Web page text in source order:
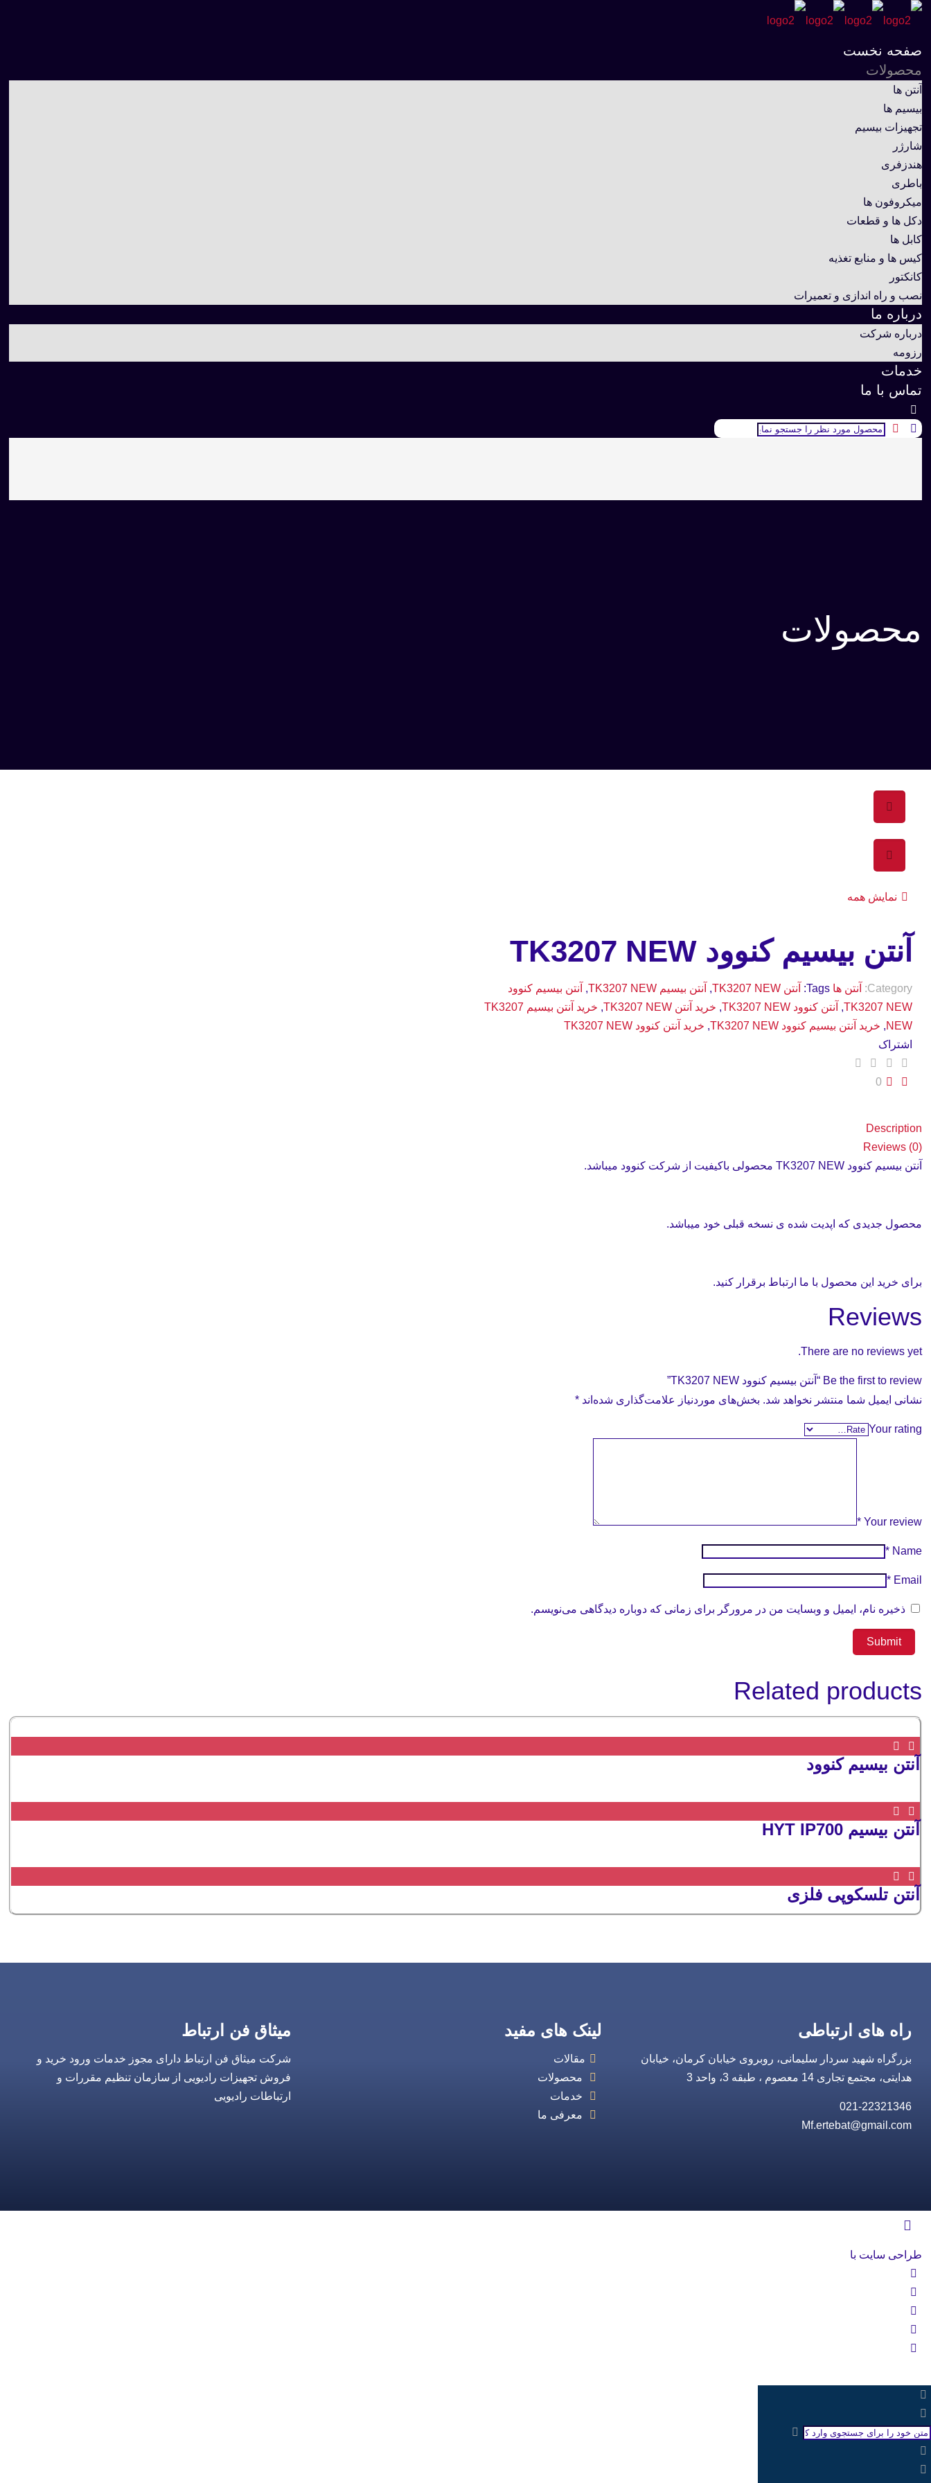
صفحه نخست
محصولات
آنتن ها
بیسیم ها
تجهیزات بیسیم
شارژر
هندزفری
باطری
میکروفون ها
دکل ها و قطعات
کابل ها
کیس ها و منابع تغذیه
کانکتور
نصب و راه اندازی و تعمیرات
درباره ما
درباره شرکت
رزومه
خدمات
تماس با ما
محصولات
نمایش همه
آنتن بیسیم کنوود TK3207 NEW
Category: آنتن ها Tags: آنتن TK3207 NEW , آنتن بیسیم TK3207 NEW , آنتن بیسیم کنوود
TK3207 NEW
, آنتن کنوود TK3207 NEW , خرید آنتن TK3207 NEW ,
خرید آنتن بیسیم TK3207
NEW
, خرید آنتن بیسیم کنوود TK3207 NEW , خرید آنتن کنوود TK3207 NEW
اشتراک
0
Description
Reviews (0)
آنتن بیسیم کنوود TK3207 NEW محصولی باکیفیت از شرکت کنوود میباشد.
محصول جدیدی که اپدیت شده ی نسخه قبلی خود میباشد.
برای خرید این محصول با ما ارتباط برقرار کنید.
Reviews
There are no reviews yet.
Be the first to review “آنتن بیسیم کنوود TK3207 NEW”
نشانی ایمیل شما منتشر نخواهد شد. بخش‌های موردنیاز علامت‌گذاری شده‌اند*
Your rating
Your review
*
Name
*
Email
*
ذخیره نام، ایمیل و وبسایت من در مرورگر برای زمانی که دوباره دیدگاهی می‌نویسم.
Related products
آنتن بیسیم کنوود
آنتن بیسیم HYT IP700
آنتن تلسکوپی فلزی
میثاق فن ارتباط
شرکت میثاق فن ارتباط دارای مجوز خدمات ورود خرید و
فروش تجهیزات رادیویی از سازمان تنظیم مقررات و
ارتباطات رادیویی
لینک های مفید
مقالات
محصولات
خدمات
معرفی ما
راه های ارتباطی
بزرگراه شهید سردار سلیمانی، روبروی خیابان کرمان، خیابان
هدایتی، مجتمع تجاری 14 معصوم ، طبقه 3، واحد 3
021-22321346
Mf.ertebat@gmail.com
طراحی سایت با